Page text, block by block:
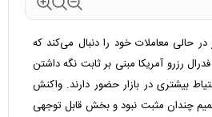
در حالی معاملات خود را دنبال می‌کند که
رزرو آمریکا مبنی بر ثابت نگه داشتن
بیشتری در بازار حضور دارند. واکنش
چندان مثبت نبود و بخش قابل توجهی